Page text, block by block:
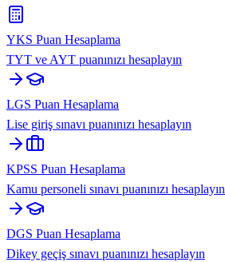
YKS Puan Hesaplama
TYT ve AYT puanınızı hesaplayın
LGS Puan Hesaplama
Lise giriş sınavı puanınızı hesaplayın
KPSS Puan Hesaplama
Kamu personeli sınavı puanınızı hesaplayın
DGS Puan Hesaplama
Dikey geçiş sınavı puanınızı hesaplayın